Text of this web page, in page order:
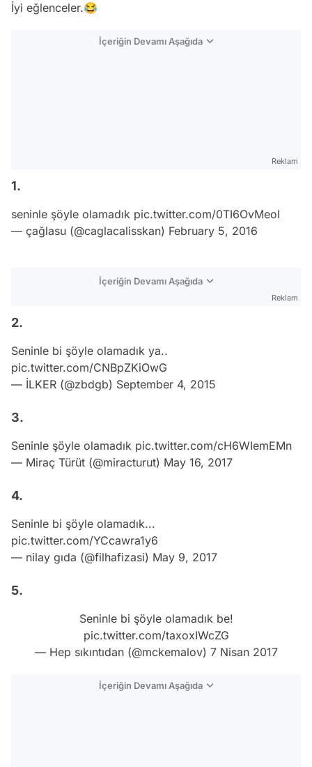
İyi eğlenceler.😂
İçeriğin Devamı Aşağıda
Reklam
1.
seninle şöyle olamadık pic.twitter.com/0TI6OvMeoI
— çağlasu (@caglacalisskan) February 5, 2016
İçeriğin Devamı Aşağıda
Reklam
2.
Seninle bi şöyle olamadık ya..
pic.twitter.com/CNBpZKiOwG
— İLKER (@zbdgb) September 4, 2015
3.
Seninle şöyle olamadık pic.twitter.com/cH6WIemEMn
— Miraç Türüt (@miracturut) May 16, 2017
4.
Seninle bi şöyle olamadık...
pic.twitter.com/YCcawra1y6
— nilay gıda (@filhafizasi) May 9, 2017
5.
Seninle bi şöyle olamadık be!
pic.twitter.com/taxoxIWcZG
— Hep sıkıntıdan (@mckemalov) 7 Nisan 2017
İçeriğin Devamı Aşağıda